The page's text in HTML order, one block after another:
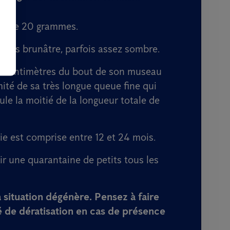
de 20 grammes.
brunâtre, parfois assez sombre.
centimètres du bout de son museau
de sa très longue queue fine qui
la moitié de la longueur totale de
est comprise entre 12 et 24 mois.
une quarantaine de petits tous les
situation dégénère. Pensez à faire
de dératisation en cas de présence